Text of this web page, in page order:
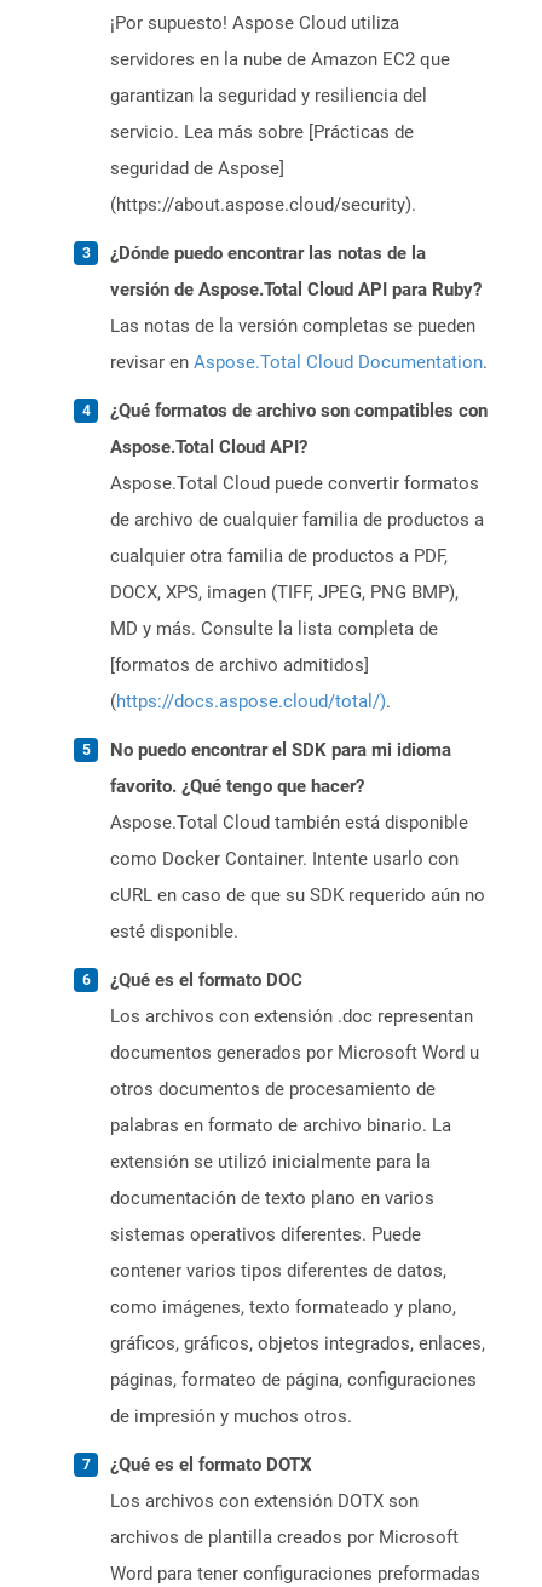
¡Por supuesto! Aspose Cloud utiliza
servidores en la nube de Amazon EC2 que
garantizan la seguridad y resiliencia del
servicio. Lea más sobre [Prácticas de
seguridad de Aspose]
(https://about.aspose.cloud/security).
¿Dónde puedo encontrar las notas de la
versión de Aspose.Total Cloud API para Ruby?
Las notas de la versión completas se pueden
revisar en Aspose.Total Cloud Documentation.
¿Qué formatos de archivo son compatibles con
Aspose.Total Cloud API?
Aspose.Total Cloud puede convertir formatos
de archivo de cualquier familia de productos a
cualquier otra familia de productos a PDF,
DOCX, XPS, imagen (TIFF, JPEG, PNG BMP),
MD y más. Consulte la lista completa de
[formatos de archivo admitidos]
(https://docs.aspose.cloud/total/).
No puedo encontrar el SDK para mi idioma
favorito. ¿Qué tengo que hacer?
Aspose.Total Cloud también está disponible
como Docker Container. Intente usarlo con
cURL en caso de que su SDK requerido aún no
esté disponible.
¿Qué es el formato DOC
Los archivos con extensión .doc representan
documentos generados por Microsoft Word u
otros documentos de procesamiento de
palabras en formato de archivo binario. La
extensión se utilizó inicialmente para la
documentación de texto plano en varios
sistemas operativos diferentes. Puede
contener varios tipos diferentes de datos,
como imágenes, texto formateado y plano,
gráficos, gráficos, objetos integrados, enlaces,
páginas, formateo de página, configuraciones
de impresión y muchos otros.
¿Qué es el formato DOTX
Los archivos con extensión DOTX son
archivos de plantilla creados por Microsoft
Word para tener configuraciones preformadas